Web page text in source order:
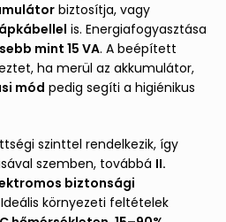
biztosítja, vagy
is. Energiafogyasztása
mint 15 VA. A beépített
ha merül az akkumulátor,
mód pedig segíti a higiénikus
szinttel rendelkezik, így
szemben, továbbá II.
biztonsági
környezeti feltételek